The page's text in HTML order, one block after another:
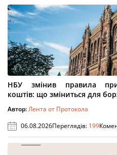
НБУ змінив правила
коштів: що зміниться для
Автор:Лента от Протокола
06.08.2026Переглядів: 199